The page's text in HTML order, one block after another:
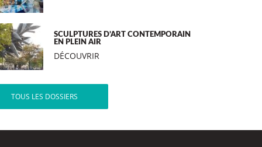
SCULPTURES D’ART CONTEMPORAIN
EN PLEIN AIR
DÉCOUVRIR
TOUS LES DOSSIERS